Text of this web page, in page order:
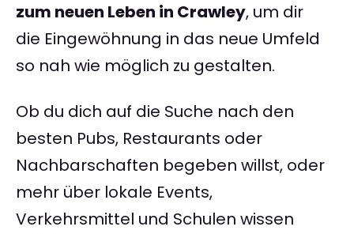
zum neuen Leben in Crawley, um dir
die Eingewöhnung in das neue Umfeld
so nah wie möglich zu gestalten.
Ob du dich auf die Suche nach den
besten Pubs, Restaurants oder
Nachbarschaften begeben willst, oder
mehr über lokale Events,
Verkehrsmittel und Schulen wissen